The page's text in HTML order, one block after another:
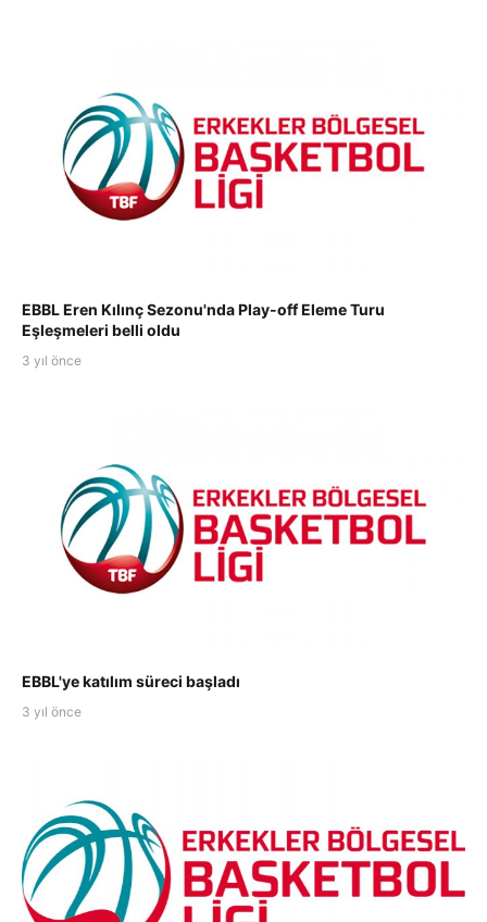
EBBL Eren Kılınç Sezonu'nda Play-off Eleme Turu
Eşleşmeleri belli oldu
3 yıl önce
EBBL'ye katılım süreci başladı
3 yıl önce